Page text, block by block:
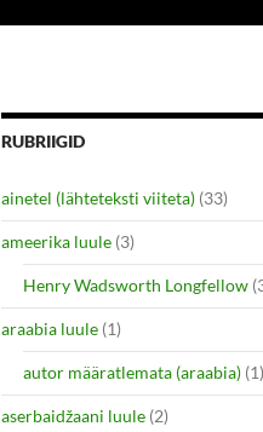
RUBRIIGID
ainetel (lähteteksti viiteta) (33)
ameerika luule (3)
Henry Wadsworth Longfellow
araabia luule (1)
autor määratlemata (araabia) (1)
aserbaidžaani luule (2)